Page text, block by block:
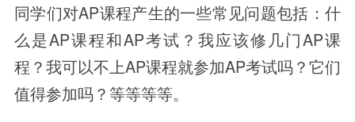
同学们对AP课程产生的一些常见问题包括：什
么是AP课程和AP考试？我应该修几门AP课
程？我可以不上AP课程就参加AP考试吗？它们
值得参加吗？等等等等。